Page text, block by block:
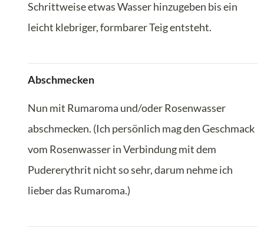
Schrittweise etwas Wasser hinzugeben bis ein
leicht klebriger, formbarer Teig entsteht.
Abschmecken
Nun mit Rumaroma und/oder Rosenwasser
abschmecken. (Ich persönlich mag den Geschmack
vom Rosenwasser in Verbindung mit dem
Pudererythrit nicht so sehr, darum nehme ich
lieber das Rumaroma.)